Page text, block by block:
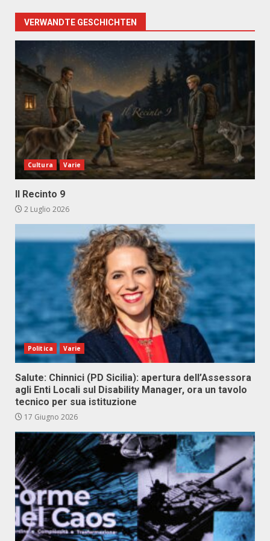
VERWANDTE GESCHICHTEN
Cultura Varie
Il Recinto 9
2 Luglio 2026
Politica Varie
Salute: Chinnici (PD Sicilia): apertura dell’Assessora
agli Enti Locali sul Disability Manager, ora un tavolo
tecnico per sua istituzione
17 Giugno 2026